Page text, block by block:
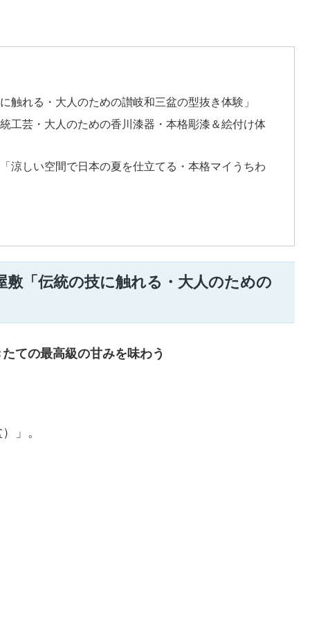
触れる・大人のための讃岐和三盆の型抜き体験」
工芸・大人のための香川漆器・本格彫漆＆絵付け体
涼しい空間で日本の夏を仕立てる・本格マイうちわ
敷「伝統の技に触れる・大人のための
ての最高級の甘みを味わう
」。